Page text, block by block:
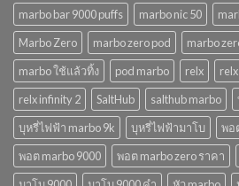
marbo bar 9000 puffs
marbo nic 50
Marbo Zero
marbo zero pod marbo
marbo ใช้แล้วทิ้ง
pod marbo relx
relx infinity 2
SaltHub salthub marbo
บุหรี่ไฟฟ้า marbo 9k
บุหรี่ไฟฟ้ามาโบ พอ
พอต marbo 9000
พอต marbo zero ราคา